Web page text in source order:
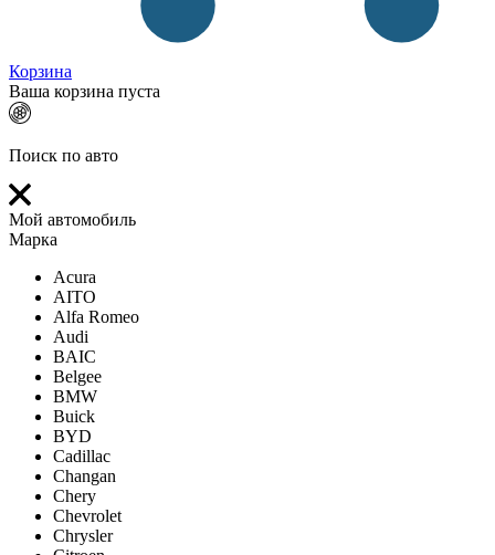
Корзина
Ваша корзина пуста
Поиск по авто
Мой автомобиль
Марка
Acura
AITO
Alfa Romeo
Audi
BAIC
Belgee
BMW
Buick
BYD
Cadillac
Changan
Chery
Chevrolet
Chrysler